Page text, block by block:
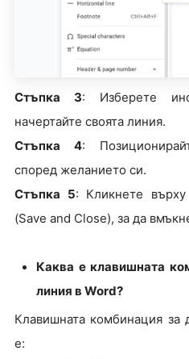
Стъпка 3: Изберете
начертайте своята линия.
Стъпка 4:
според желанието си.
Стъпка 5: Кликнете върху
(Save and Close), за да
Каква е клавишната
линия в Word?
Клавишната комбинация за
е: